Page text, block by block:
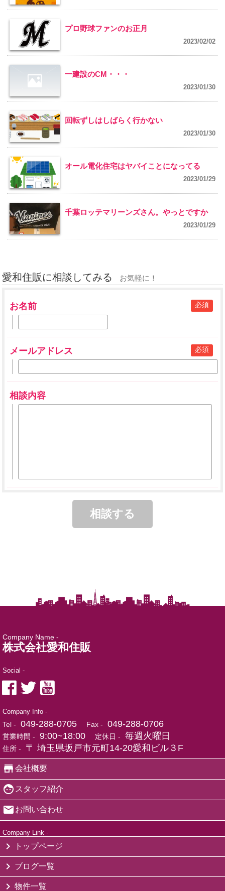
プロ野球ファンのお正月
2023/02/02
一建設のCM・・・
2023/01/30
回転ずしはしばらく行かない
2023/01/30
オール電化住宅はヤバイことになってる
2023/01/29
千葉ロッテマリーンズさん。やっとですか
2023/01/29
愛和住販に相談してみる お気軽に！
お名前 必須
メールアドレス 必須
相談内容
Company Name -
株式会社愛和住販
Social -
Company Info -
Tel - 049-288-0705 Fax - 049-288-0706
営業時間 - 9:00~18:00 定休日 - 毎週火曜日
住所 - 〒 埼玉県坂戸市元町14-20愛和ビル３F
会社概要
スタッフ紹介
お問い合わせ
Company Link -
トップページ
ブログ一覧
物件一覧